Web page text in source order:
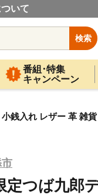
いて
検索
番組･特集
キャンペーン
銭入れ レザー 革 雑
定つば九郎